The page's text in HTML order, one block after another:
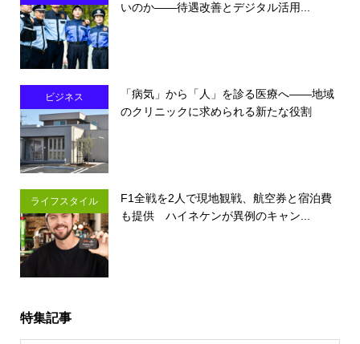
いのか――待遇改善とデジタル活用...
ビジネス
「病気」から「人」を診る医療へ――地域
のクリニックに求められる新たな役割
ライフスタイル
F1全戦を2人で現地観戦、航空券と宿泊費
も提供 ハイネケンが異例のキャン...
特集記事